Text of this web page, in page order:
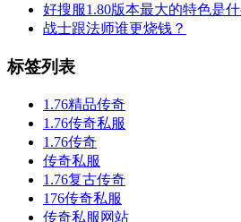
好搜服1.80版本最大的特色是什
战士跟法师谁更烧钱？
标签列表
1.76精品传奇
1.76传奇私服
1.76传奇
传奇私服
1.76复古传奇
176传奇私服
传奇私服网站